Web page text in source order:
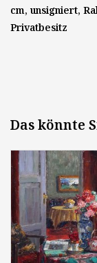
cm, unsigniert,
Privatbesitz
Das könnte